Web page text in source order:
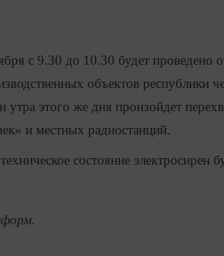
с 9.30 до 10.30 будет проведено
объектов республики
этого же дня произойдет
и местных радиостанций.
состояние электросирен